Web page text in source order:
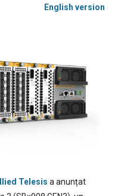
English version
Telesis a anunțat